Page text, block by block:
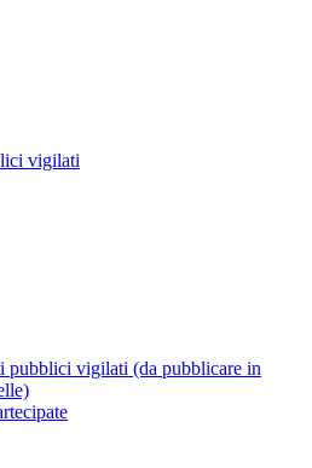
vigilati
pubblici vigilati (da pubblicare in